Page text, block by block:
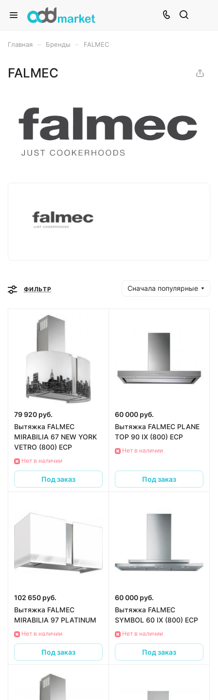
Главная Бренды FALMEC
FALMEC
ФИЛЬТР Сначала популярные
79 920 руб.
Вытяжка FALMEC
MIRABILIA 67 NEW YORK
VETRO (800) ECP
Нет в наличии
Под заказ
60 000 руб.
Вытяжка FALMEC PLANE
TOP 90 IX (800) ECP
Нет в наличии
Под заказ
102 650 руб.
Вытяжка FALMEC
MIRABILIA 97 PLATINUM
Нет в наличии
Под заказ
60 000 руб.
Вытяжка FALMEC
SYMBOL 60 IX (800) ECP
Нет в наличии
Под заказ